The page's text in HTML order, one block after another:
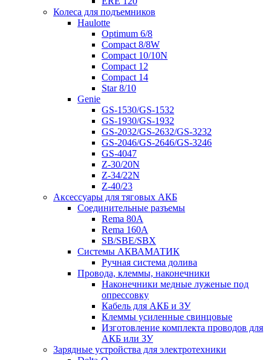
Колеса для подъемников
Haulotte
Optimum 6/8
Compact 8/8W
Compact 10/10N
Compact 12
Compact 14
Star 8/10
Genie
GS-1530/GS-1532
GS-1930/GS-1932
GS-2032/GS-2632/GS-3232
GS-2046/GS-2646/GS-3246
GS-4047
Z-30/20N
Z-34/22N
Z-40/23
Аксессуары для тяговых АКБ
Соединительные разъемы
Rema 80A
Rema 160A
SB/SBE/SBX
Системы АКВАМАТИК
Ручная система долива
Провода, клеммы, наконечники
Наконечники медные луженые под
опрессовку
Кабель для АКБ и ЗУ
Клеммы усиленные свинцовые
Изготовление комплекта проводов для
АКБ или ЗУ
Зарядные устройства для электротехники